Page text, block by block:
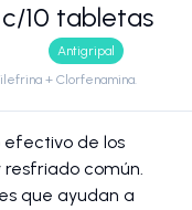
10 tabletas
Antigripal
+ Clorfenamina.
efectivo de los
común.
que ayudan a